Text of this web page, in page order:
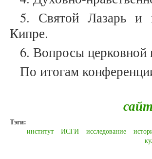
5. Святой Лазарь и
Кипре.
6. Вопросы церковной
По итогам
Тэги:
институт ИСГИ исследование